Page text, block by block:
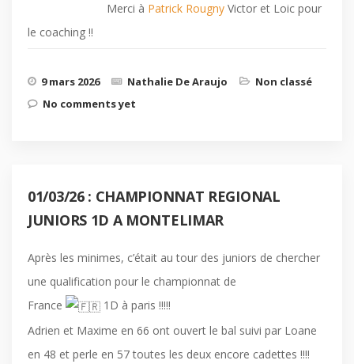
Merci à Patrick Rougny Victor et Loic pour
le coaching !!
9 mars 2026 Nathalie De Araujo
Non classé
No comments yet
01/03/26 : CHAMPIONNAT REGIONAL
JUNIORS 1D A MONTELIMAR
Après les minimes, c’était au tour des juniors de chercher
une qualification pour le championnat de
France
1D à paris !!!!!
Adrien et Maxime en 66 ont ouvert le bal suivi par Loane
en 48 et perle en 57 toutes les deux encore cadettes !!!!